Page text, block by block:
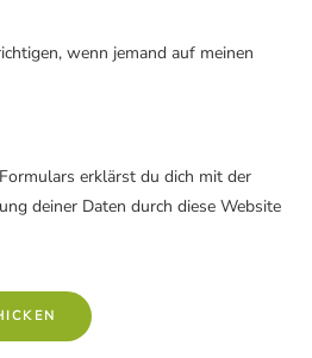
wenn jemand auf meinen
erklärst du dich mit der
deiner Daten durch diese Website